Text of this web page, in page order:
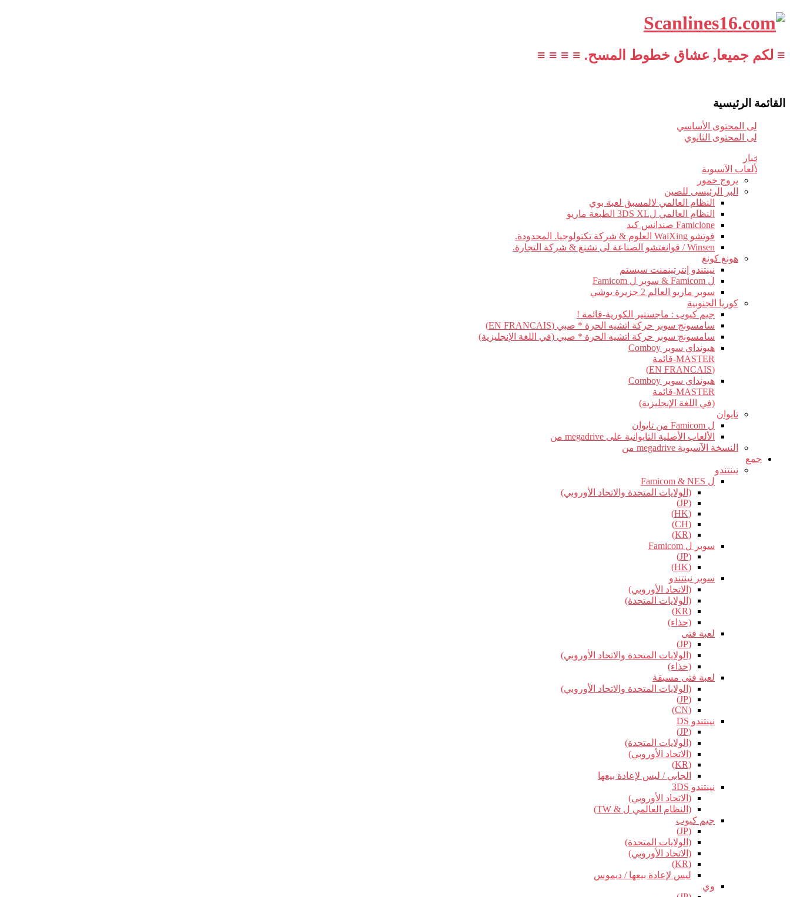
≡ لكم جميعا, عشاق خطوط المسح. ≡ ≡ ≡ ≡
القائمة الرئيسية
تخطي إلى المحتوى الأساسي
تخطي إلى المحتوى الثانوي
أخبار
الألعاب الآسيوية
يروج خمور
البر الرئيسى للصين
النظام العالمي لالمسبق لعبة بوي
النظام العالمي ل3DS XL الطبعة ماريو
Famiclone صندانس كيد
فوتشو WaiXing العلوم & شركة تكنولوجيا. المحدودة.
Winsen / قوانغتشو الصناعة لى تشنغ & شركة التجارة.
هونغ كونغ
نينتندو إنترتينمنت سيستم
ل Famicom & سوبر ل Famicom
سوبر ماريو العالم 2 جزيرة يوشي
كوريا الجنوبية
جيم كيوب : ماجستير الكورية-قائمة !
سامسونج سوبر حركة اتشيه الحرة * صبي (EN FRANCAIS)
سامسونج سوبر حركة اتشيه الحرة * صبي (في اللغة الإنجليزية)
هيونداي سوبر Comboy
MASTER-قائمة
(EN FRANCAIS)
هيونداي سوبر Comboy
MASTER-قائمة
(في اللغة الإنجليزية)
تايوان
ل Famicom من تايوان
الألعاب الأصلية التايوانية على megadrive من
النسخة الآسيوية megadrive من
جمع
نينتندو
ل Famicom & NES
(الولايات المتحدة والاتحاد الأوروبي)
(JP)
(HK)
(CH)
(KR)
سوبر ل Famicom
(JP)
(HK)
سوبر نينتندو
(الاتحاد الأوروبي)
(الولايات المتحدة)
(KR)
(حذاء)
لعبة فتى
(JP)
(الولايات المتحدة والاتحاد الأوروبي)
(حذاء)
لعبة فتى مسبقة
(الولايات المتحدة والاتحاد الأوروبي)
(JP)
(CN)
نينتندو DS
(JP)
(الولايات المتحدة)
(الاتحاد الأوروبي)
(KR)
الجابي / ليس لإعادة بيعها
نينتندو 3DS
(الاتحاد الأوروبي)
(النظام العالمي ل & TW)
جيم كيوب
(JP)
(الولايات المتحدة)
(الاتحاد الأوروبي)
(KR)
ليس لإعادة بيعها / ديموس
وي